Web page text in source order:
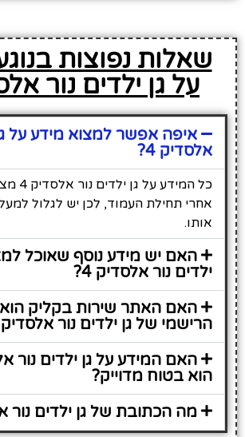
שאלות נפוצות
על גן ילדים נור
איפה אפשר למצוא מידע על גן
אלסדיק 4?
כל המידע על
אחרי תחילת העמוד, לכן יש לגלול
אותו.
האם יש מידע נוסף שאוכל
ילדים נור אלסדיק 4?
האם האתר שירות בקליק
הרישמי של גן ילדים נור אלסדיק 4?
הוא בטוח מדוייק?
מה הכתובת של גן ילדים נור